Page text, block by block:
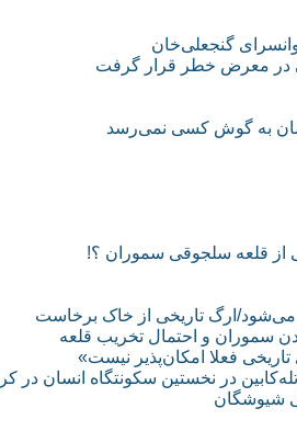
گنجعلی‌خان
در معرض خطر قرار گرفت
به گوش کسی نمی‌رسد
از قلعه سلجوقی سموران ؟!
سموران و احتمال تخریب قلعه
فعلا امکان‌پذیر نیست»
در نخستین سکونتگاه انسان در
شیوشگان